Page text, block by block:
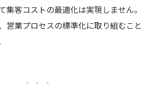
集客コストの最適化は実現しません。
営業プロセスの標準化に取り組むこと
* * *